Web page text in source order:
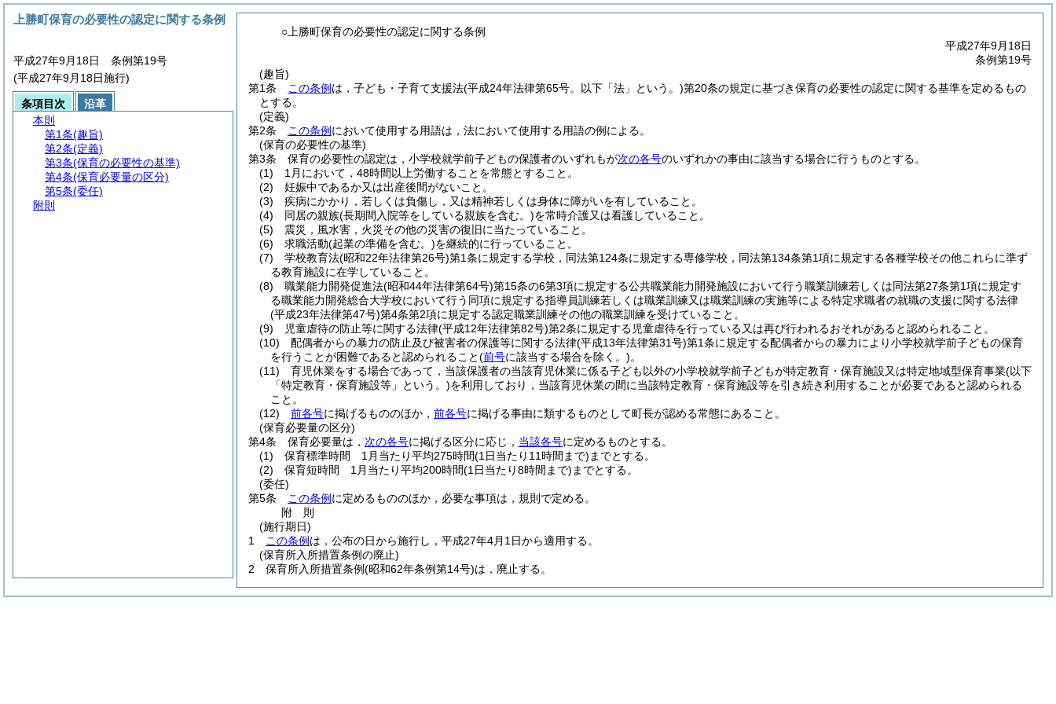
○上勝町保育の必要性の認定に関する条例
平成27年9月18日
条例第19号
(趣旨)
第1条
この条例 は，子ども・子育て支援法(平成24年法律第65号。以下「法」という。)第20条の規定に基づき保育の必要性の認定に関する基準を定めるもの
とする。
(定義)
第2条
この条例 において使用する用語は，法において使用する用語の例による。
(保育の必要性の基準)
第3条
保育の必要性の認定は，小学校就学前子どもの保護者のいずれもが次の各号のいずれかの事由に該当する場合に行うものとする。
(1)
1月において，48時間以上労働することを常態とすること。
(2)
妊娠中であるか又は出産後間がないこと。
(3)
疾病にかかり，若しくは負傷し，又は精神若しくは身体に障がいを有していること。
(4)
同居の親族(長期間入院等をしている親族を含む。)を常時介護又は看護していること。
(5)
震災，風水害，火災その他の災害の復旧に当たっていること。
(6)
求職活動(起業の準備を含む。)を継続的に行っていること。
(7)
学校教育法(昭和22年法律第26号)第1条に規定する学校，同法第124条に規定する専修学校，同法第134条第1項に規定する各種学校その他これらに準ず
る教育施設に在学していること。
(8)
職業能力開発促進法(昭和44年法律第64号)第15条の6第3項に規定する公共職業能力開発施設において行う職業訓練若しくは同法第27条第1項に規定す
る職業能力開発総合大学校において行う同項に規定する指導員訓練若しくは職業訓練又は職業訓練の実施等による特定求職者の就職の支援に関する法律
(平成23年法律第47号)第4条第2項に規定する認定職業訓練その他の職業訓練を受けていること。
(9)
児童虐待の防止等に関する法律(平成12年法律第82号)第2条に規定する児童虐待を行っている又は再び行われるおそれがあると認められること。
(10)
配偶者からの暴力の防止及び被害者の保護等に関する法律(平成13年法律第31号)第1条に規定する配偶者からの暴力により小学校就学前子どもの保育
を行うことが困難であると認められること(前号に該当する場合を除く。)。
(11)
育児休業をする場合であって，当該保護者の当該育児休業に係る子ども以外の小学校就学前子どもが特定教育・保育施設又は特定地域型保育事業(以下
「特定教育・保育施設等」という。)を利用しており，当該育児休業の間に当該特定教育・保育施設等を引き続き利用することが必要であると認められる
こと。
(12)
前各号に掲げるもののほか， 前各号に掲げる事由に類するものとして町長が認める常態にあること。
(保育必要量の区分)
第4条
保育必要量は， 次の各号に掲げる区分に応じ， 当該各号に定めるものとする。
(1)
保育標準時間 1月当たり平均275時間(1日当たり11時間まで) までとする。
(2)
保育短時間 1月当たり平均200時間(1日当たり8時間まで) までとする。
(委任)
第5条
この条例 に定めるもののほか，必要な事項は，規則で定める。
附 則
(施行期日)
1
この条例 は，公布の日から施行し，平成27年4月1日から適用する。
(保育所入所措置条例の廃止)
2
保育所入所措置条例(昭和62年条例第14号)は，廃止する。
上勝町保育の必要性の認定に関する条例
平成27年9月18日 条例第19号
(平成27年9月18日施行)
条項目次
沿革
本則
第1条(趣旨)
第2条(定義)
第3条(保育の必要性の基準)
第4条(保育必要量の区分)
第5条(委任)
附則